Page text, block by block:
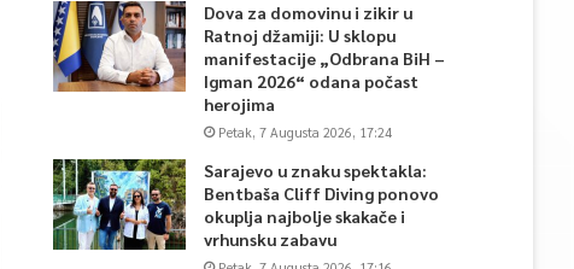
Dova za domovinu i zikir u
Ratnoj džamiji: U sklopu
manifestacije „Odbrana BiH –
Igman 2026“ odana počast
herojima
Petak, 7 Augusta 2026, 17:24
Sarajevo u znaku spektakla:
Bentbaša Cliff Diving ponovo
okuplja najbolje skakače i
vrhunsku zabavu